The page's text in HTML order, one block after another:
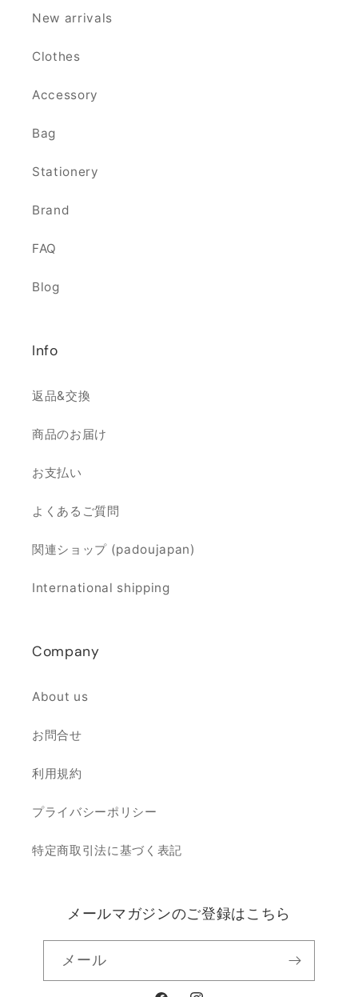
New arrivals
Clothes
Accessory
Bag
Stationery
Brand
FAQ
Blog
Info
返品&交換
商品のお届け
お支払い
よくあるご質問
関連ショップ (padoujapan)
International shipping
Company
About us
お問合せ
利用規約
プライバシーポリシー
特定商取引法に基づく表記
メールマガジンのご登録はこちら
メール